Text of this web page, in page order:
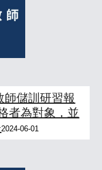
師儲訓研習報
者為對象，並
2024-06-01